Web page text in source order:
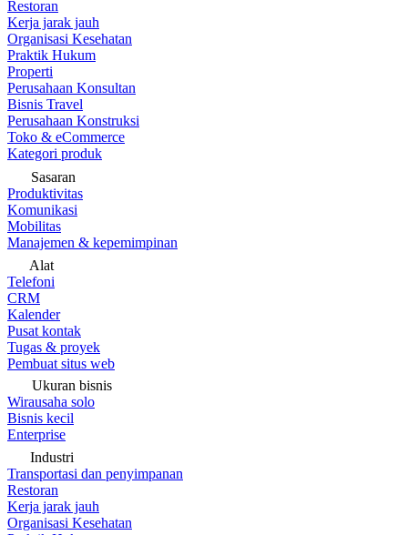
Restoran
Kerja jarak jauh
Organisasi Kesehatan
Praktik Hukum
Properti
Perusahaan Konsultan
Bisnis Travel
Perusahaan Konstruksi
Toko & eCommerce
Kategori produk
Sasaran
Produktivitas
Komunikasi
Mobilitas
Manajemen & kepemimpinan
Alat
Telefoni
CRM
Kalender
Pusat kontak
Tugas & proyek
Pembuat situs web
Ukuran bisnis
Wirausaha solo
Bisnis kecil
Enterprise
Industri
Transportasi dan penyimpanan
Restoran
Kerja jarak jauh
Organisasi Kesehatan